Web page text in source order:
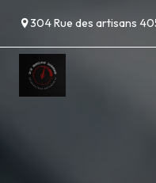
304 Rue des artisans